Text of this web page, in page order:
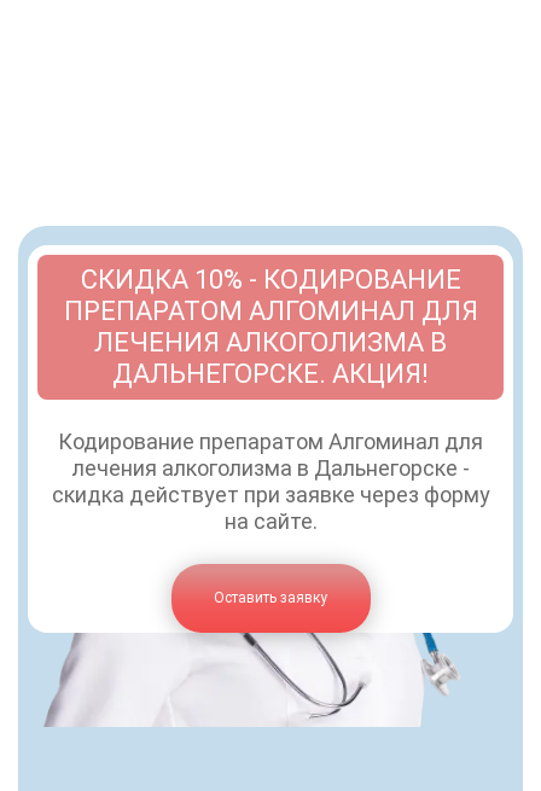
СКИДКА 10% - КОДИРОВАНИЕ
ПРЕПАРАТОМ АЛГОМИНАЛ ДЛЯ
ЛЕЧЕНИЯ АЛКОГОЛИЗМА В
ДАЛЬНЕГОРСКЕ. АКЦИЯ!
Кодирование препаратом Алгоминал для
лечения алкоголизма в Дальнегорске -
скидка действует при заявке через форму
на сайте.
Оставить заявку